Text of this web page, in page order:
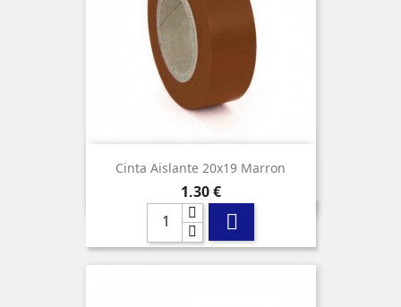
Cinta Aislante 20x19 Marron
Precio
1,30 €
